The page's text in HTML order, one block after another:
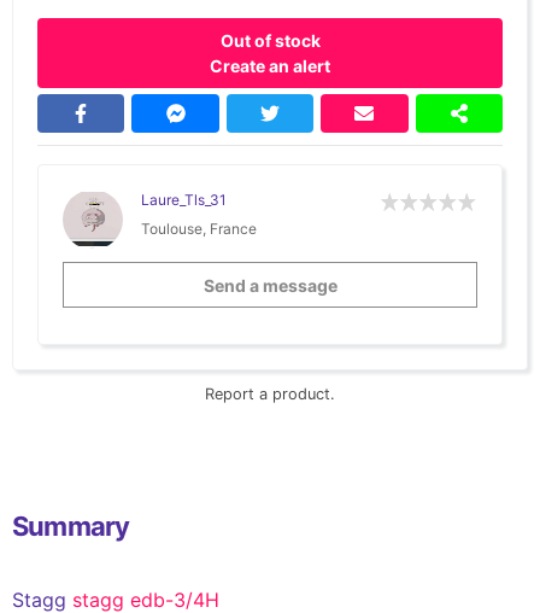
Out of stock
Create an alert
Laure_Tls_31
Toulouse, France
Send a message
Report a product.
Summary
Stagg stagg edb-3/4H